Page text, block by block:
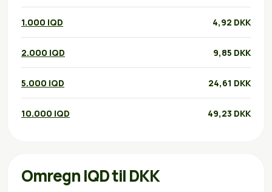
1.000 IQD 4,92 DKK
2.000 IQD 9,85 DKK
5.000 IQD 24,61 DKK
10.000 IQD 49,23 DKK
Omregn IQD til DKK